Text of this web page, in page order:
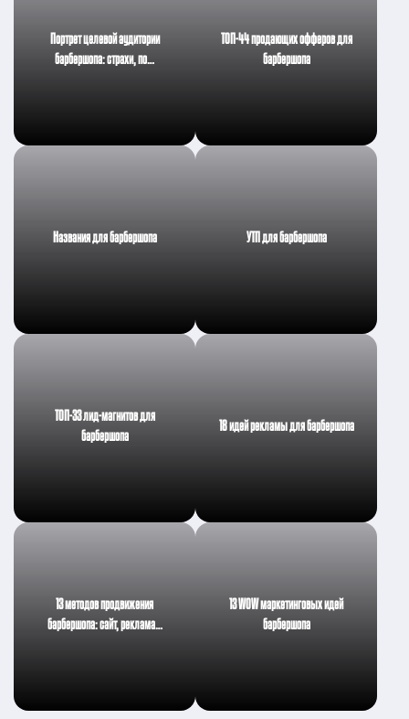
Портрет целевой аудитории
барбершопа: страхи, по…
ТОП-44 продающих офферов для
барбершопа
Названия для барбершопа УТП для барбершопа
ТОП-33 лид-магнитов для
барбершопа
18 идей рекламы для барбершопа
13 методов продвижения
барбершопа: сайт, реклама…
13 WOW маркетинговых идей
барбершопа